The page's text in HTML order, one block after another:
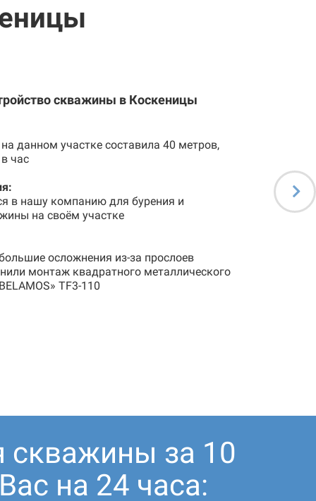
скважины в Коскеницы
данном участке составила 40 метров,
час
в нашу компанию для бурения и
на своём участке
осложнения из-за прослоев
монтаж квадратного металлического
TF3-110
скважины за 10
на 24 часа: